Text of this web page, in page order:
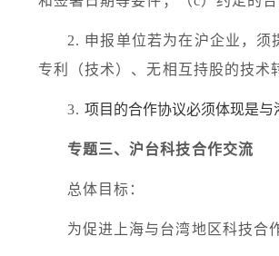
2. 申报单位若为在沪企业，
专利（技术）、无相互持股的技术
3.项目的合作协议必须体现是与
专题三、沪台科技合作交流
总体目标：
为促进上海与台湾地区科技合